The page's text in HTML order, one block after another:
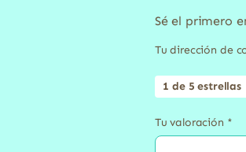
Sé el primero
Tu dirección de
1 de 5 estrellas
Tu valoración *